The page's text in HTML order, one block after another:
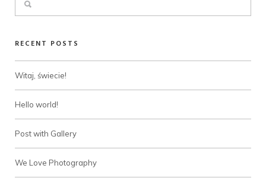
RECENT POSTS
Witaj, świecie!
Hello world!
Post with Gallery
We Love Photography